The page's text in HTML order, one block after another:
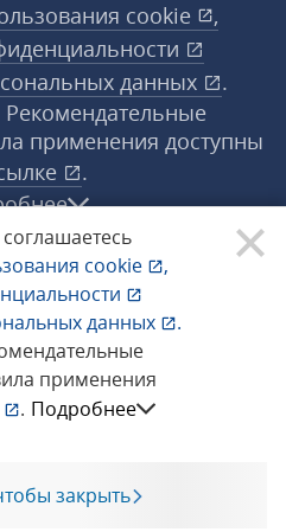
cookie
,
данных
.
применения
. Подробнее
закрыть
cookie
,
данных
.
применения доступны
.
®. Все права
об ошибке
мне